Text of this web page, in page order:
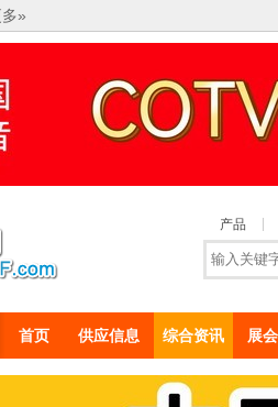
»
产品
首页 供应信息 综合资讯 展